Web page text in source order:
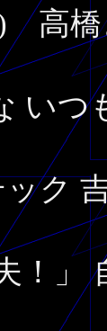
橋
いつ
ク
」